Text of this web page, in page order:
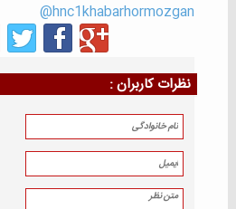
hnc1khabarhormozgan@
نظرات كاربران :